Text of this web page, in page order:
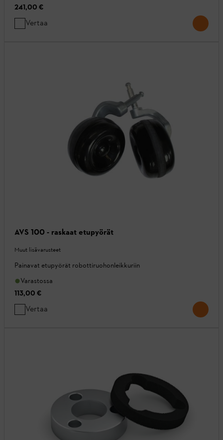
241,00 €
Vertaa
AVS 100 - raskaat etupyörät
Muut lisävarusteet
Painavat etupyörät robottiruohonleikkuriin
Varastossa
113,00 €
Vertaa